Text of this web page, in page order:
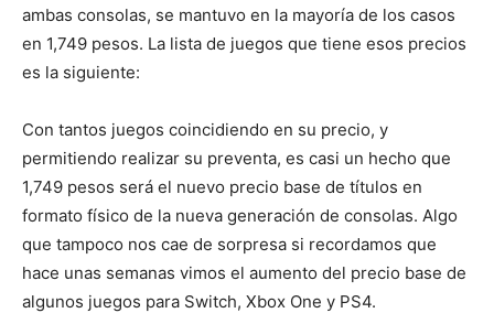
ambas consolas, se mantuvo en la mayoría de los casos
en 1,749 pesos. La lista de juegos que tiene esos precios
es la siguiente:
Con tantos juegos coincidiendo en su precio, y
permitiendo realizar su preventa, es casi un hecho que
1,749 pesos será el nuevo precio base de títulos en
formato físico de la nueva generación de consolas. Algo
que tampoco nos cae de sorpresa si recordamos que
hace unas semanas vimos el aumento del precio base de
algunos juegos para Switch, Xbox One y PS4.